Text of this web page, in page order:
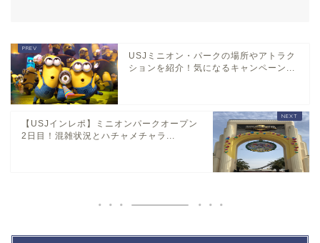
USJミニオン・パークの場所やアトラク
ションを紹介！気になるキャンペーン...
【USJインレポ】ミニオンパークオープン
2日目！混雑状況とハチャメチャラ...